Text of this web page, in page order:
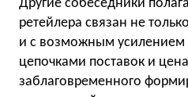
Другие собеседники
ретейлера связан не
и с возможным усилением
цепочками поставок и
заблаговременного